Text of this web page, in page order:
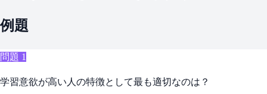
例題
問題 1
学習意欲が高い人の特徴として最も適切なのは？